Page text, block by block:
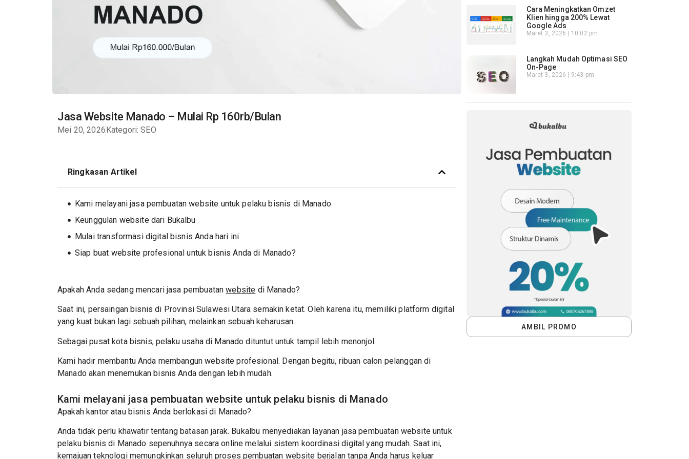
Jasa Website Manado – Mulai Rp 160rb/Bulan
Mei 20, 2026Kategori: SEO
Ringkasan Artikel
Kami melayani jasa pembuatan website untuk pelaku bisnis di Manado
Keunggulan website dari Bukalbu
Mulai transformasi digital bisnis Anda hari ini
Siap buat website profesional untuk bisnis Anda di Manado?
Apakah Anda sedang mencari jasa pembuatanwebsite di Manado?
Saat ini, persaingan bisnis di Provinsi Sulawesi Utara semakin ketat. Oleh karena itu, memiliki platform digital
yang kuat bukan lagi sebuah pilihan, melainkan sebuah keharusan.
Sebagai pusat kota bisnis, pelaku usaha di Manado dituntut untuk tampil lebih menonjol.
Kami hadir membantu Anda membangun website profesional. Dengan begitu, ribuan calon pelanggan di
Manado akan menemukan bisnis Anda dengan lebih mudah.
Kami melayani jasa pembuatan website untuk pelaku bisnis di Manado
Apakah kantor atau bisnis Anda berlokasi di Manado?
Anda tidak perlu khawatir tentang batasan jarak. Bukalbu menyediakan layanan jasa pembuatan website untuk
pelaku bisnis di Manado sepenuhnya secara online melalui sistem koordinasi digital yang mudah. Saat ini,
kemajuan teknologi memungkinkan seluruh proses pembuatan website berjalan tanpa Anda harus keluar
Cara Meningkatkan Omzet
Klien hingga 200% Lewat
Google Ads
Maret 3, 2026 10:02 pm
Langkah Mudah Optimasi SEO
On-Page
Maret 3, 2026 9:43 pm
AMBIL PROMO